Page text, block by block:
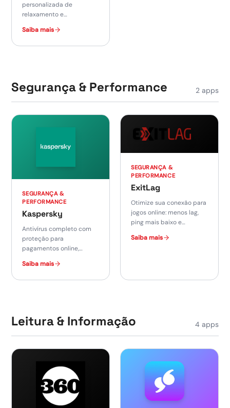
personalizada de
relaxamento e
minutos por dia.
Saiba mais
Segurança & Performance 2 apps
SEGURANÇA &
PERFORMANCE
Kaspersky
Antivírus completo com
proteção para
pagamentos online,
e privacidade.
Saiba mais
SEGURANÇA &
PERFORMANCE
ExitLag
Otimize sua conexão para
jogos online: menos lag,
ping mais baixo e
Saiba mais
Leitura & Informação 4 apps